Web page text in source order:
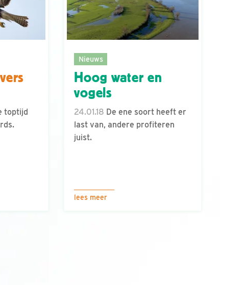
toptijd
Nieuws
Hoog water en
vogels
24.01.18 De ene soort heeft er
last van, andere profiteren
juist.
lees meer